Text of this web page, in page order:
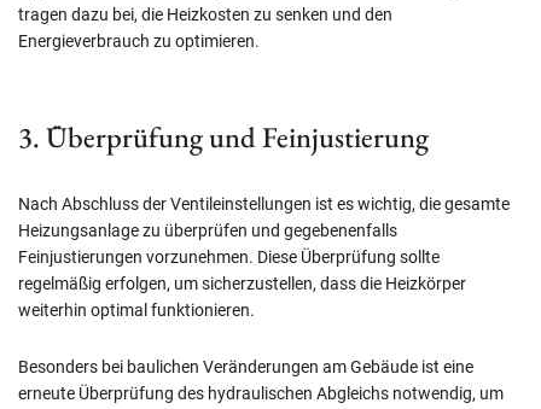
tragen dazu bei, die Heizkosten zu senken und den
Energieverbrauch zu optimieren.
3. Überprüfung und Feinjustierung
Nach Abschluss der Ventileinstellungen ist es wichtig, die gesamte
Heizungsanlage zu überprüfen und gegebenenfalls
Feinjustierungen vorzunehmen. Diese Überprüfung sollte
regelmäßig erfolgen, um sicherzustellen, dass die Heizkörper
weiterhin optimal funktionieren.
Besonders bei baulichen Veränderungen am Gebäude ist eine
erneute Überprüfung des hydraulischen Abgleichs notwendig, um